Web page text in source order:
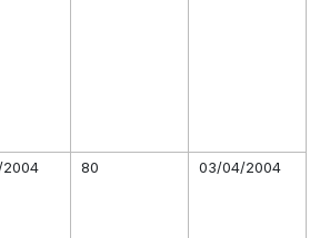
2004 80 03/04/2004